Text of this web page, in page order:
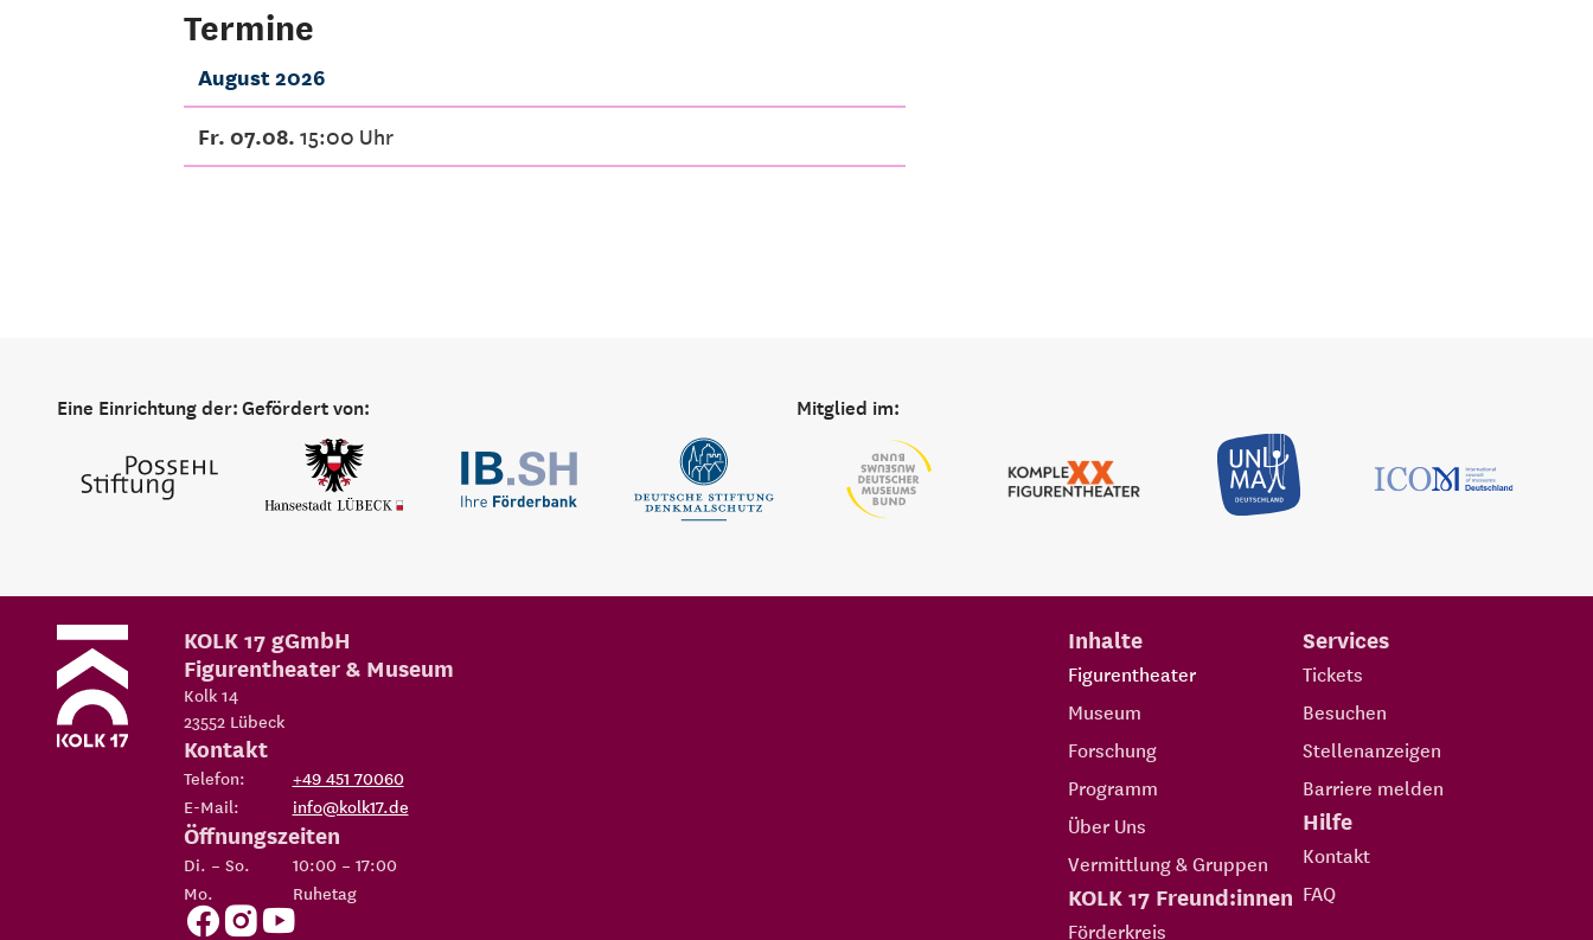
Termine
August 2026
Fr. 07.08.15:00 Uhr
Eine Einrichtung der:Gefördert von: Mitglied im:
Inhalte
Figurentheater
Museum
Forschung
Programm
Über Uns
Vermittlung & Gruppen
KOLK 17 Freund:innen
Förderkreis
Services
Tickets
Besuchen
Stellenanzeigen
Barriere melden
Hilfe
Kontakt
FAQ
KOLK 17 gGmbH
Figurentheater & Museum
Kolk 14
23552 Lübeck
Kontakt
Telefon:
+49 451 70060
E-Mail:
info@kolk17.de
Öffnungszeiten
Di. – So.
10:00 – 17:00
Mo.
Ruhetag